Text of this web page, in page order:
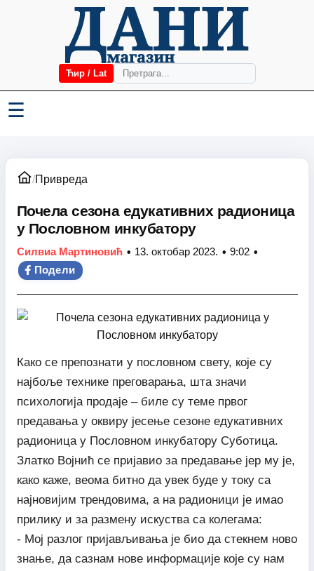
Ћир / Lat
☰
/Привреда
Почела сезона едукативних радионица
у Пословном инкубатору
Силвиа Мартиновић • 13. октобар 2023. • 9:02 •
Подели
Како се препознати у пословном свету, које су
најбоље технике преговарања, шта значи
психологија продаје – биле су теме првог
предавања у оквиру јесење сезоне едукативних
радионица у Пословном инкубатору Суботица.
Златко Војнић се пријавио за предавање јер му је,
како каже, веома битно да увек буде у току са
најновијим трендовима, а на радионици је имао
прилику и за размену искуства са колегама:
- Мој разлог пријављивања је био да стекнем ново
знање, да сазнам нове информације које су нам